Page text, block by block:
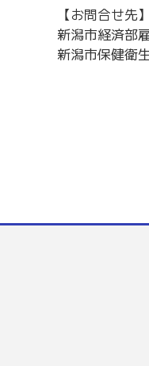
【お問合せ先】
新潟市経済
新潟市保健衛